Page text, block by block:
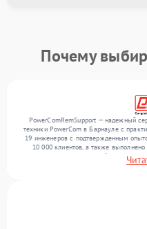
Почему
PowerComRemSupport — надежный
техники PowerCom в Барнауле с
19 инженеров с подтвержденным
10 000 клиентов, а также
Ежемесячно в сервисный центр
выполняем ремонт различного уровня